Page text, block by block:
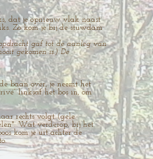
dat je opnieuw vlak naast
Zo kom je bij de stuwdam
gaf tot de aanleg van
gekomen is.) De
baan over, je neemt het
linksaf het bos in, om
rechts volgt (gele
Wat verderop, bij het
kom je uit achter de